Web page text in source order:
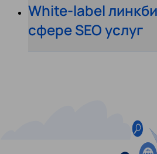
White-label
сфере SEO услуг